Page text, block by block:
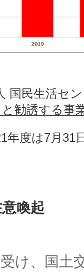
国民生活セ
勧誘する事
年度は7月31
喚起
け、国土